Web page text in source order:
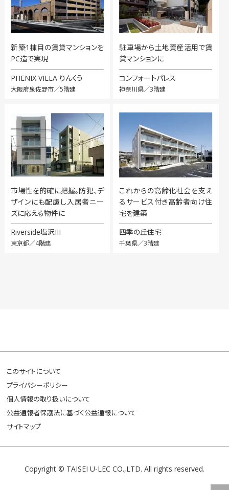
新築1棟目の賃貸マンションを
PC造で実現
PHENIX VILLA りんくう
大阪府泉佐野市／5階建
駐車場から土地資産活用で賃
貸マンションに
コンフォートパレス
神奈川県／3階建
市場性を的確に把握。防犯、デ
ザインにも配慮し入居者ニー
ズに応える物件に
Riverside塩沢III
東京都／4階建
これからの高齢化社会を支え
るサービス付き高齢者向け住
宅を建築
四季の丘住宅
千葉県／3階建
このサイトについて
プライバシーポリシー
個人情報の取り扱いについて
公益通報者保護法に基づく公益通報について
サイトマップ
Copyright © TAISEI U-LEC CO.,LTD. All rights reserved.